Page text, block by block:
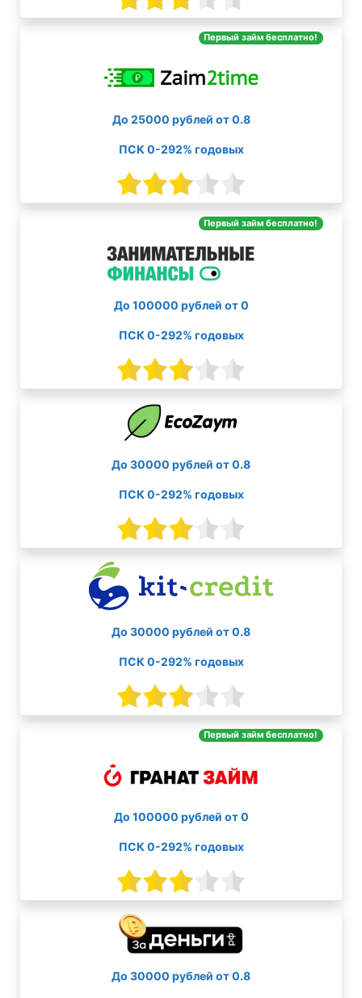
Первый займ бесплатно!
До 25000 рублей от 0.8
ПСК 0-292% годовых
Первый займ бесплатно!
До 100000 рублей от 0
ПСК 0-292% годовых
До 30000 рублей от 0.8
ПСК 0-292% годовых
До 30000 рублей от 0.8
ПСК 0-292% годовых
Первый займ бесплатно!
До 100000 рублей от 0
ПСК 0-292% годовых
До 30000 рублей от 0.8